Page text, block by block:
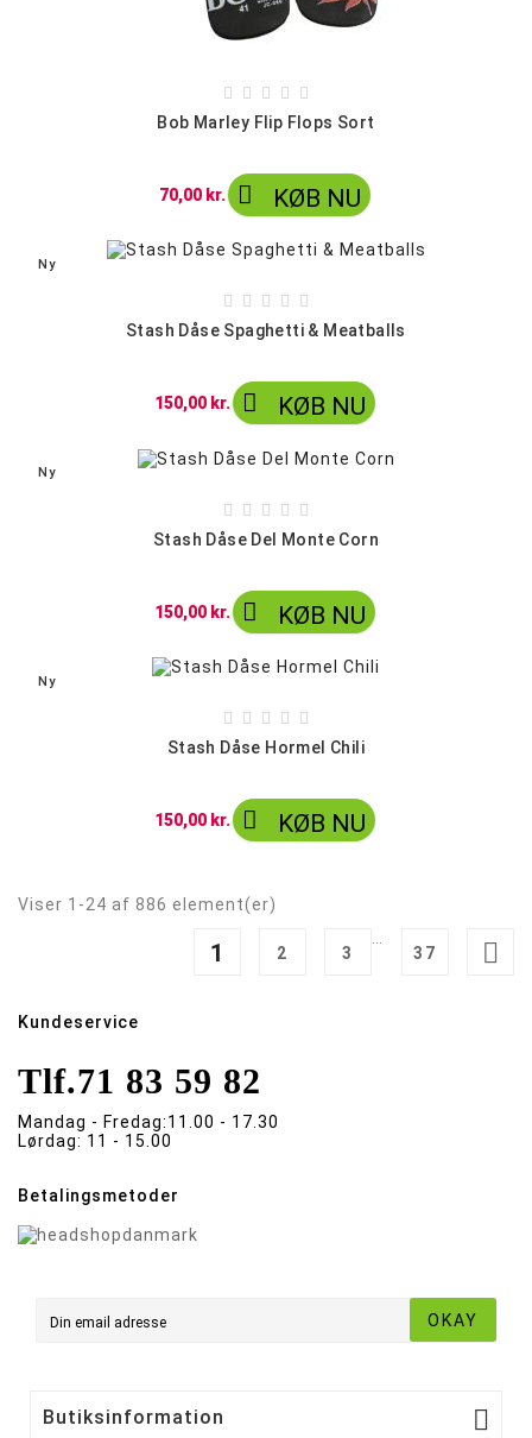
    
Bob Marley Flip Flops Sort
70,00 kr.  KØB NU
Ny
    
Stash Dåse Spaghetti & Meatballs
150,00 kr.  KØB NU
Ny
    
Stash Dåse Del Monte Corn
150,00 kr.  KØB NU
Ny
    
Stash Dåse Hormel Chili
150,00 kr.  KØB NU
Viser 1-24 af 886 element(er)
1 2 3
37

Kundeservice
Tlf.71 83 59 82
Mandag - Fredag:11.00 - 17.30
Lørdag: 11 - 15.00
Betalingsmetoder
OKAY
Butiksinformation 